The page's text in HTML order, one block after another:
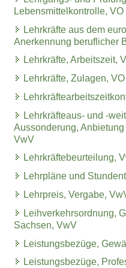
Lebensmittelkontrolle, VO
Lehrkräfte aus dem
Anerkennung beruflicher
Lehrkräfte, Arbeitszeit,
Lehrkräfte, Zulagen, VO
Lehrkräfteaus- und -
Aussonderung,
VwV
Lehrkräftebeurteilung,
Lehrpläne und
Lehrpreis, Vergabe,
Leihverkehrsordnung,
Sachsen, VwV
Leistungsbezüge,
Leistungsbezüge,